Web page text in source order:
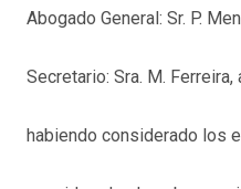
Abogado General: Sr. P.
Secretario: Sra. M.
habiendo considerado los